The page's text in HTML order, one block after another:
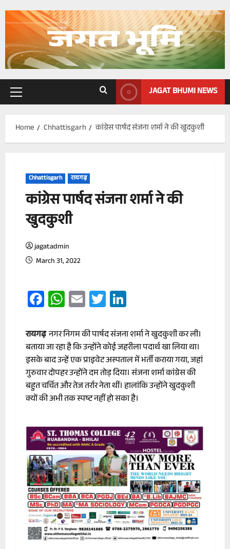
Primary
JAGAT BHUMI NEWS
Home Chhattisgarh कांग्रेस पार्षद संजना शर्मा ने की खुदकुशी
Chhattisgarh रायगढ़
कांग्रेस पार्षद संजना शर्मा ने की
खुदकुशी
jagatadmin
March 31, 2022
Facebook
WhatsApp
EmailTwitter
रायगढ़नगर निगम की पार्षद संजना शर्मा ने खुदकुशी कर ली।
बताया जा रहा है कि उन्होंने कोई जहरीला पदार्थ खा लिया था।
इसके बाद उन्हें एक प्राइवेट अस्पताल में भर्ती कराया गया, जहां
गुरुवार दोपहर उन्होंने दम तोड़ दिया। संजना शर्मा कांग्रेस की
बहुत चर्चित और तेज तर्रार नेता थीं। हालांकि उन्होंने खुदकुशी
क्यों की अभी तक स्पष्ट नहीं हो सका है।